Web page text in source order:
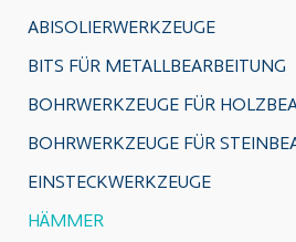
ABISOLIERWERKZEUGE
BITS FÜR METALLBEARBEITUNG
BOHRWERKZEUGE FÜR
BOHRWERKZEUGE FÜR
EINSTECKWERKZEUGE
HÄMMER